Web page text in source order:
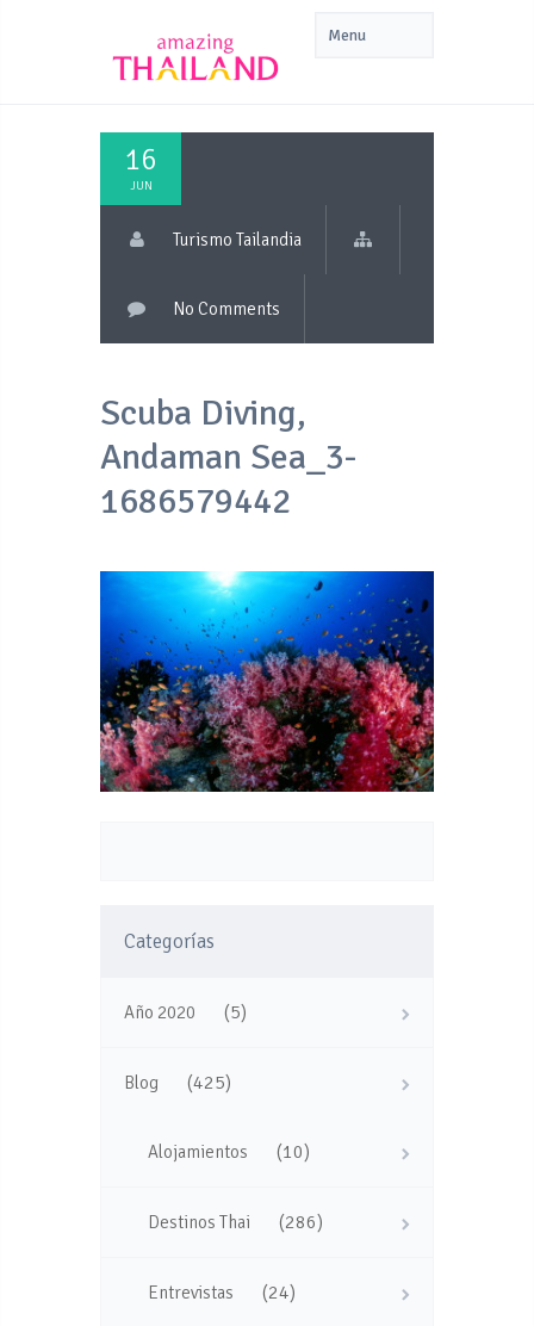
16
JUN
Turismo Tailandia
No Comments
Scuba Diving,
Andaman Sea_3-
1686579442
Categorías
Año 2020 (5)
Blog (425)
Alojamientos (10)
Destinos Thai (286)
Entrevistas (24)